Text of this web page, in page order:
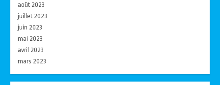
août 2023
juillet 2023
juin 2023
mai 2023
avril 2023
mars 2023